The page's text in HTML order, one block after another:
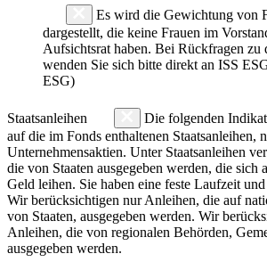
Es wird die Gewichtung von
dargestellt, die keine Frauen im
Aufsichtsrat haben. Bei Rückfragen zu
wenden Sie sich bitte direkt an ISS
ESG)
Staatsanleihen
Die folgenden
auf die im Fonds enthaltenen Staatsanleihen,
Unternehmensaktien. Unter Staatsanleihen
die von Staaten ausgegeben werden, die sich
Geld leihen. Sie haben eine feste Laufzeit
Wir berücksichtigen nur Anleihen, die auf
von Staaten, ausgegeben werden. Wir
Anleihen, die von regionalen Behörden,
ausgegeben werden.